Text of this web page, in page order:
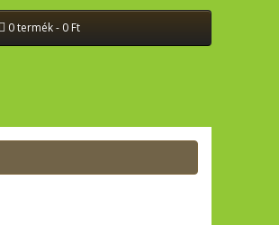
0 termék - 0 Ft